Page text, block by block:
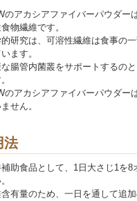
のアカシアファイバーパウダー
物繊維です。
研究は、可溶性繊維は食事の
ます。
腸管内菌叢をサポートするの
のアカシアファイバーパウダ
せん。
法
助食品として、1日大さじ1を
有量のため、一日を通して追